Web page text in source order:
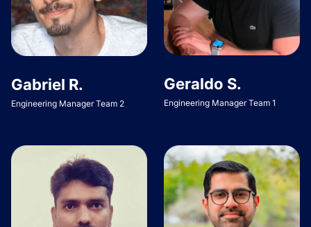
Gabriel R.
Engineering Manager Team 2
Geraldo S.
Engineering Manager Team 1